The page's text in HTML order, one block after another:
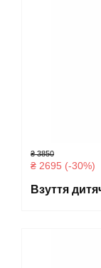
₴ 3850
₴ 2695 (-30%)
Взуття